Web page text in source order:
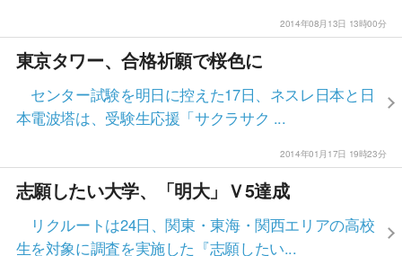
2014年08月13日 13時00分
東京タワー、合格祈願で桜色に
センター試験を明日に控えた17日、ネスレ日本と日
本電波塔は、受験生応援「サクラサク ...
2014年01月17日 19時23分
志願したい大学、「明大」Ｖ5達成
リクルートは24日、関東・東海・関西エリアの高校
生を対象に調査を実施した『志願したい...